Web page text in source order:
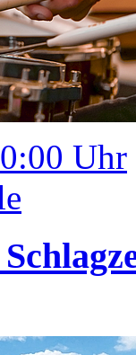
Uhr